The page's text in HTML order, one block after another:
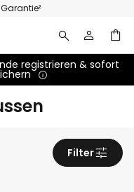
registrieren & sofort
Filter